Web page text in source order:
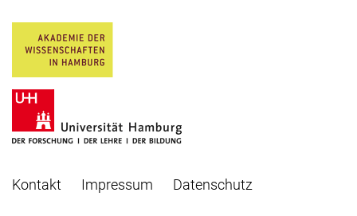
Kontakt Impressum Datenschutz